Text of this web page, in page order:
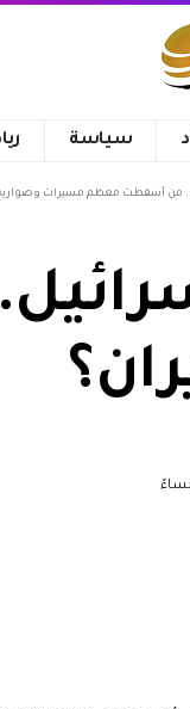
سياسة
من أسقطت معظم مسيرات وصواريخ